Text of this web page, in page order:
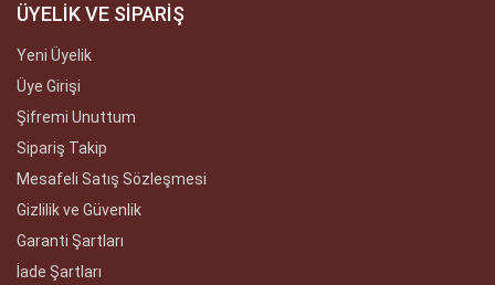
ÜYELİK VE SİPARİŞ
Yeni Üyelik
Üye Girişi
Şifremi Unuttum
Sipariş Takip
Mesafeli Satış Sözleşmesi
Gizlilik ve Güvenlik
Garanti Şartları
İade Şartları